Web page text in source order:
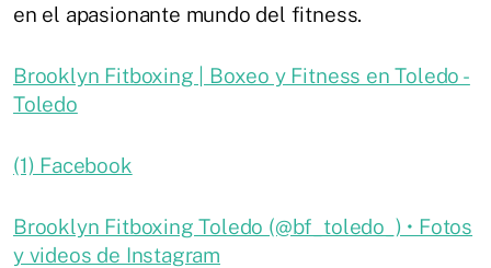
en el apasionante mundo del fitness.
Brooklyn Fitboxing | Boxeo y Fitness en Toledo -
Toledo
(1) Facebook
Brooklyn Fitboxing Toledo (@bf_toledo_) • Fotos
y videos de Instagram